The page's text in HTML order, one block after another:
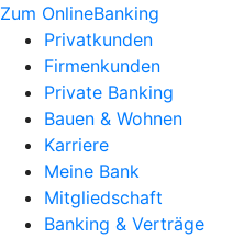
Zum OnlineBanking
Privatkunden
Firmenkunden
Private Banking
Bauen & Wohnen
Karriere
Meine Bank
Mitgliedschaft
Banking & Verträge